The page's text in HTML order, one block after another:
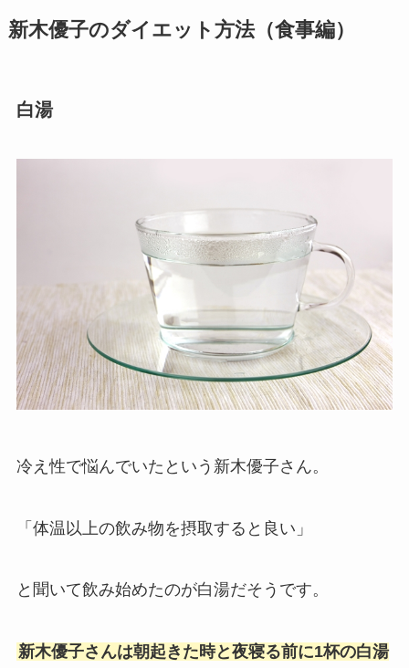
新木優子のダイエット方法（食事編）
白湯
冷え性で悩んでいたという新木優子さん。
「体温以上の飲み物を摂取すると良い」
と聞いて飲み始めたのが白湯だそうです。
新木優子さんは朝起きた時と夜寝る前に1杯の白湯